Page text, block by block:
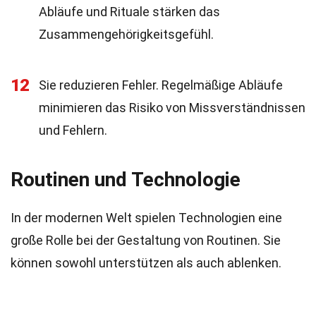
Abläufe und Rituale stärken das
Zusammengehörigkeitsgefühl.
12
Sie reduzieren Fehler. Regelmäßige Abläufe
minimieren das Risiko von Missverständnissen
und Fehlern.
Routinen und Technologie
In der modernen Welt spielen Technologien eine
große Rolle bei der Gestaltung von Routinen. Sie
können sowohl unterstützen als auch ablenken.